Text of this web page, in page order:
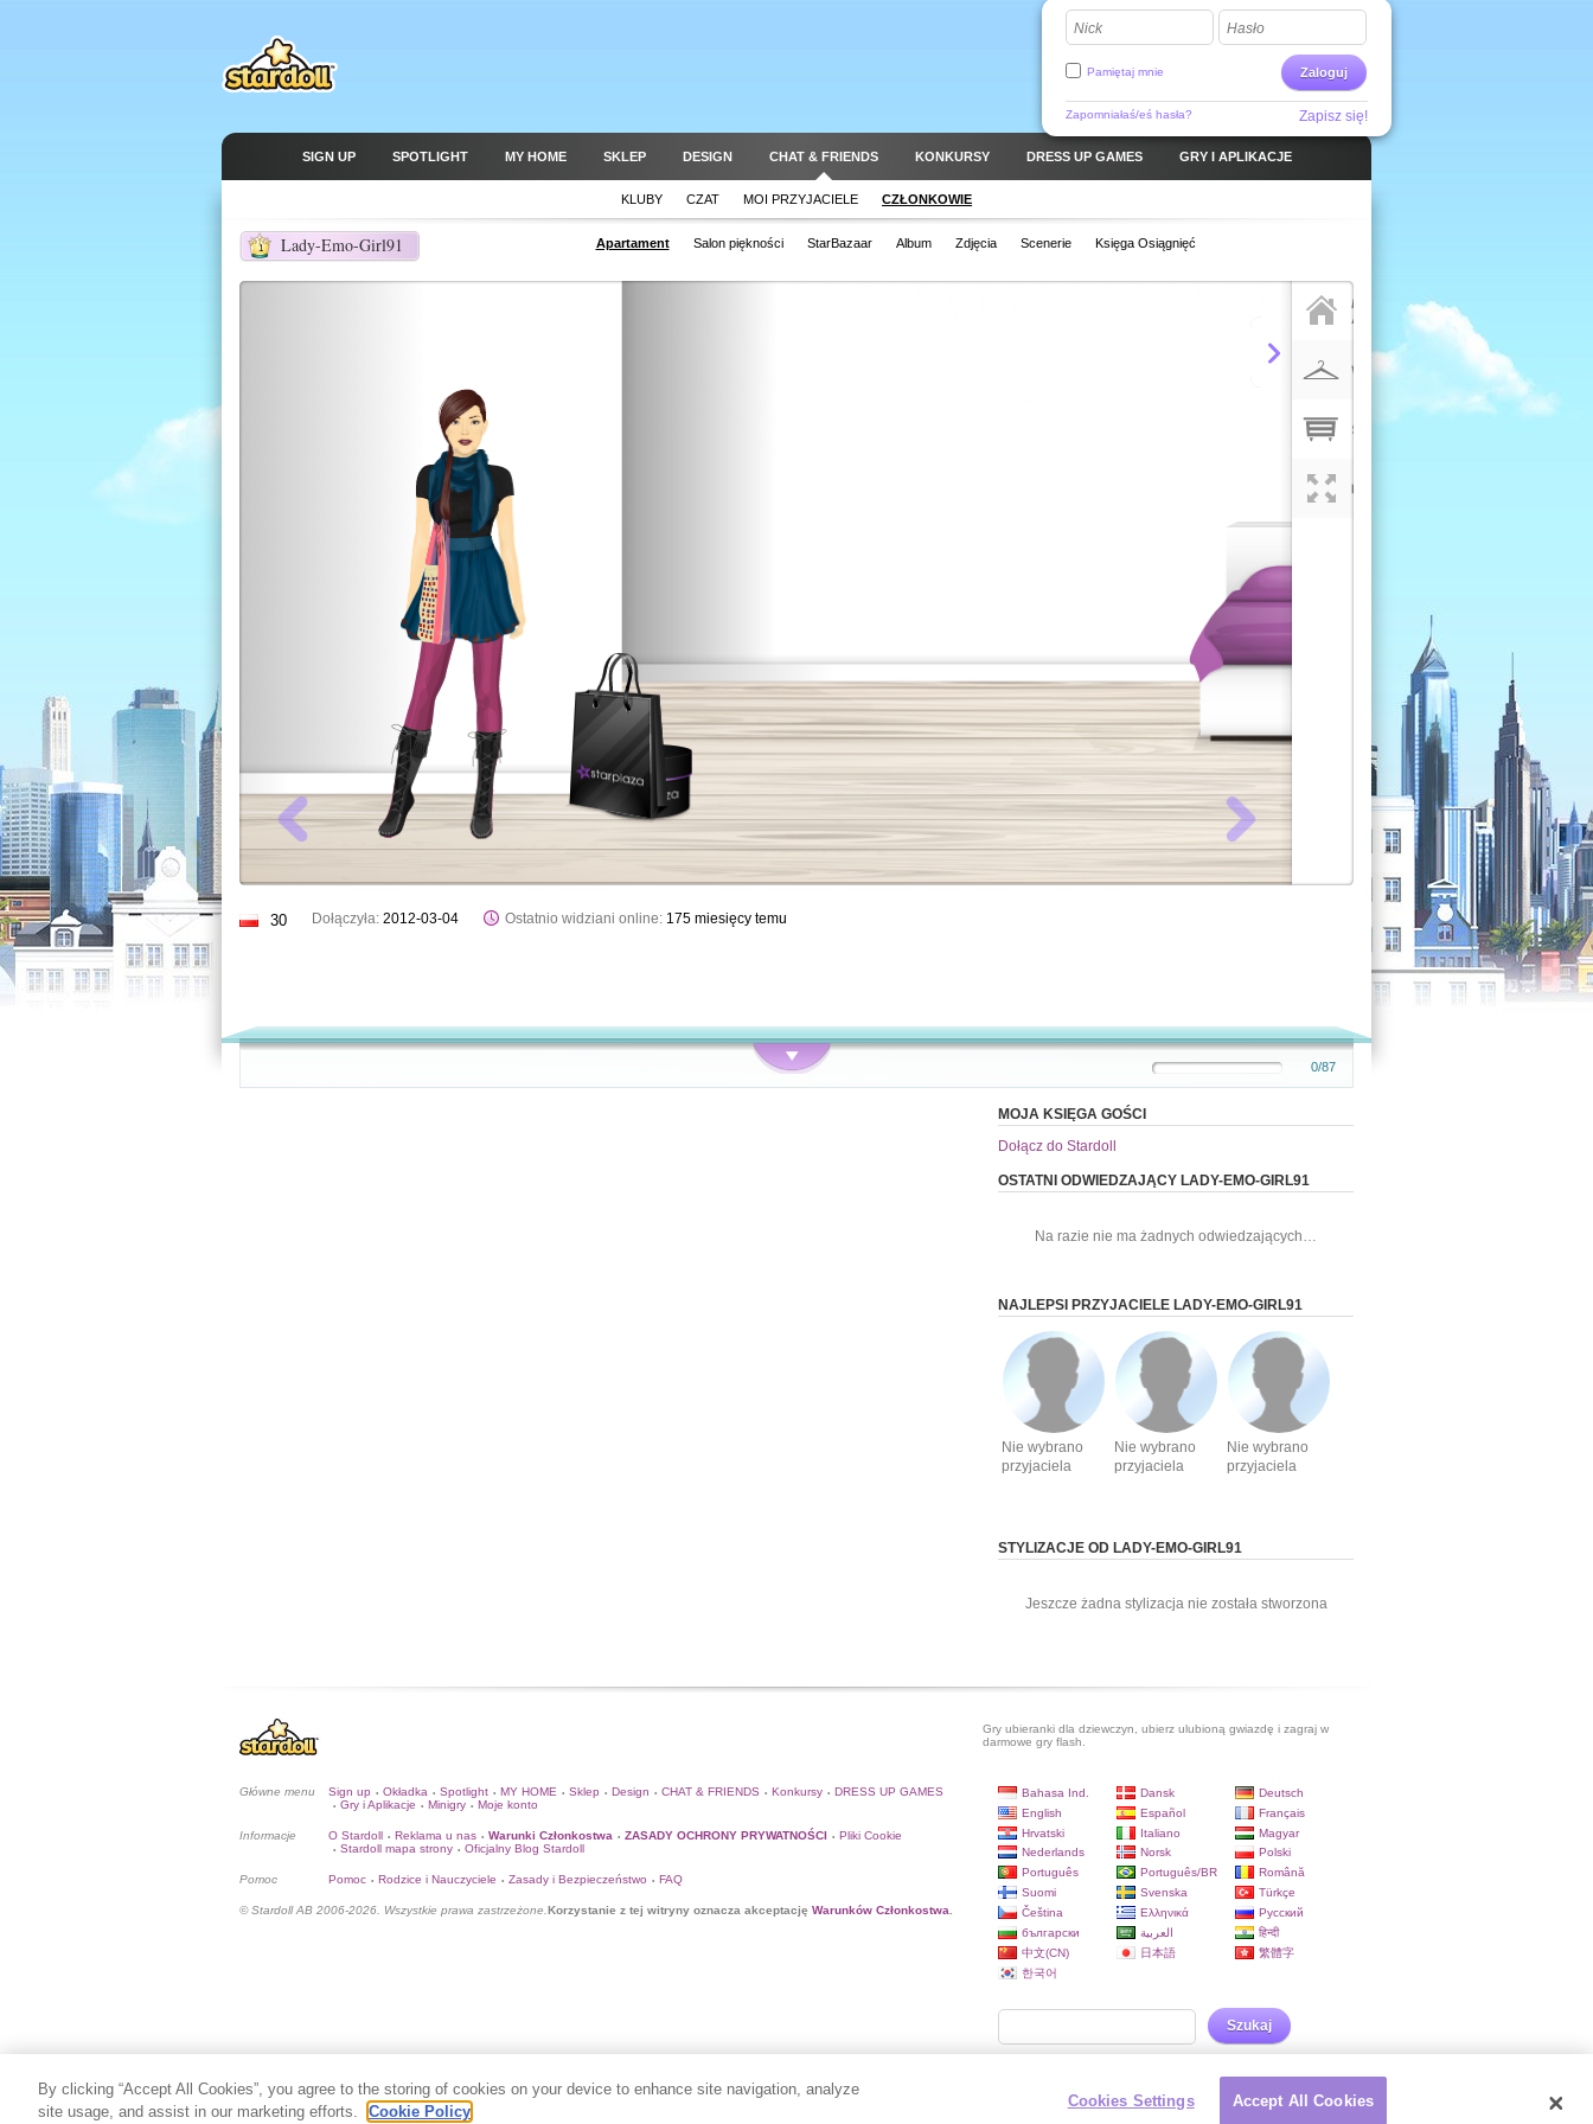
Nick Hasło
Zaloguj
Pamiętaj mnie
Zapomniałaś/eś hasła? Zapisz się!
SIGN UP SPOTLIGHT MY HOME SKLEP DESIGN CHAT & FRIENDS KONKURSY DRESS UP GAMES GRY I APLIKACJE
KLUBY CZAT MOI PRZYJACIELE CZŁONKOWIE
Lady-Emo-Girl91
1 Apartament Salon piękności StarBazaar Album Zdjęcia Scenerie Księga Osiągnięć
30 Dołączyła: 2012-03-04 Ostatnio widziani online: 175 miesięcy temu
0/87
MOJA KSIĘGA GOŚCI
Dołącz do Stardoll
OSTATNI ODWIEDZAJĄCY LADY-EMO-GIRL91
Na razie nie ma żadnych odwiedzających…
NAJLEPSI PRZYJACIELE LADY-EMO-GIRL91
Nie wybrano
przyjaciela
Nie wybrano
przyjaciela
Nie wybrano
przyjaciela
STYLIZACJE OD LADY-EMO-GIRL91
Jeszcze żadna stylizacja nie została stworzona
Gry ubieranki dla dziewczyn, ubierz ulubioną gwiazdę i zagraj w
darmowe gry flash.
Główne menu Sign up • Okładka • Spotlight • MY HOME • Sklep • Design • CHAT & FRIENDS • Konkursy • DRESS UP GAMES
• Gry i Aplikacje • Minigry • Moje konto
Informacje O Stardoll • Reklama u nas • Warunki Członkostwa • ZASADY OCHRONY PRYWATNOŚCI • Pliki Cookie
• Stardoll mapa strony • Oficjalny Blog Stardoll
Pomoc Pomoc • Rodzice i Nauczyciele • Zasady i Bezpieczeństwo • FAQ
© Stardoll AB 2006-2026. Wszystkie prawa zastrzeżone. Korzystanie z tej witryny oznacza akceptację Warunków Członkostwa
Bahasa Ind. Dansk
Deutsch
English
Español
Français
Hrvatski
Italiano
Magyar
Nederlands
Norsk
Polski
Português
Português/BR
Română
Suomi
Svenska
Türkçe
Čeština
Ελληνικά
Русский
български
العربية
हिन्दी
中文(CN)
日本語
繁體字
한국어
Szukaj
By clicking “Accept All Cookies”, you agree to the storing of cookies on your device to enhance site navigation, analyze
site usage, and assist in our marketing efforts.
Cookie Policy
Cookies Settings Accept All Cookies